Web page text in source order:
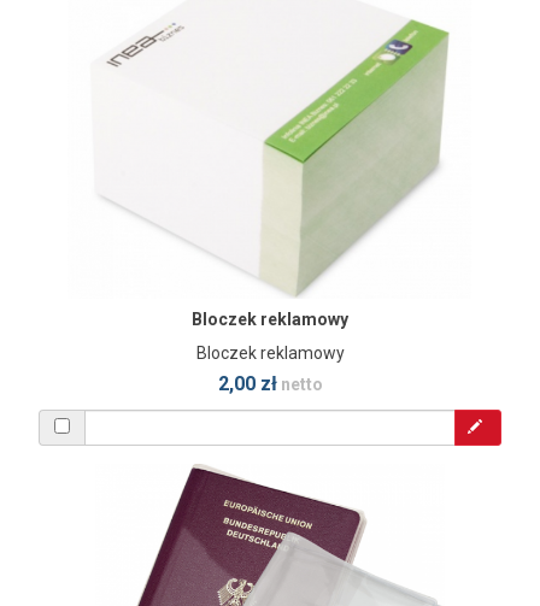
Bloczek reklamowy
Bloczek reklamowy
2,00 złnetto